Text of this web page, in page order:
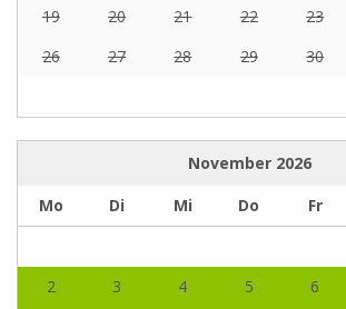
19
20 21 22 23
26
27 28 29 30
November 2026
Mo
Di Mi Do Fr
2
3 4 5 6